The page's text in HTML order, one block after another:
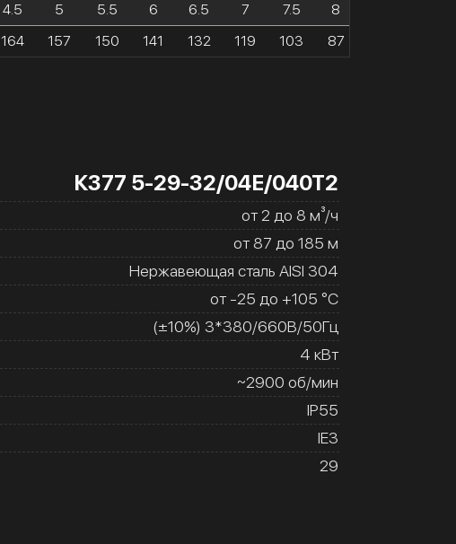
4.5
164
5
157
5.5
150
6
141
6.5
132
7
119
7.5
103
8
87
К377 5-29-32/04Е/040Т2
от 2 до 8 м³/ч
от 87 до 185 м
Нержавеющая сталь AISI 304
от -25 до +105 °C
(±10%) 3*380/660В/50Гц
4 кВт
~2900 об/мин
IP55
IE3
29